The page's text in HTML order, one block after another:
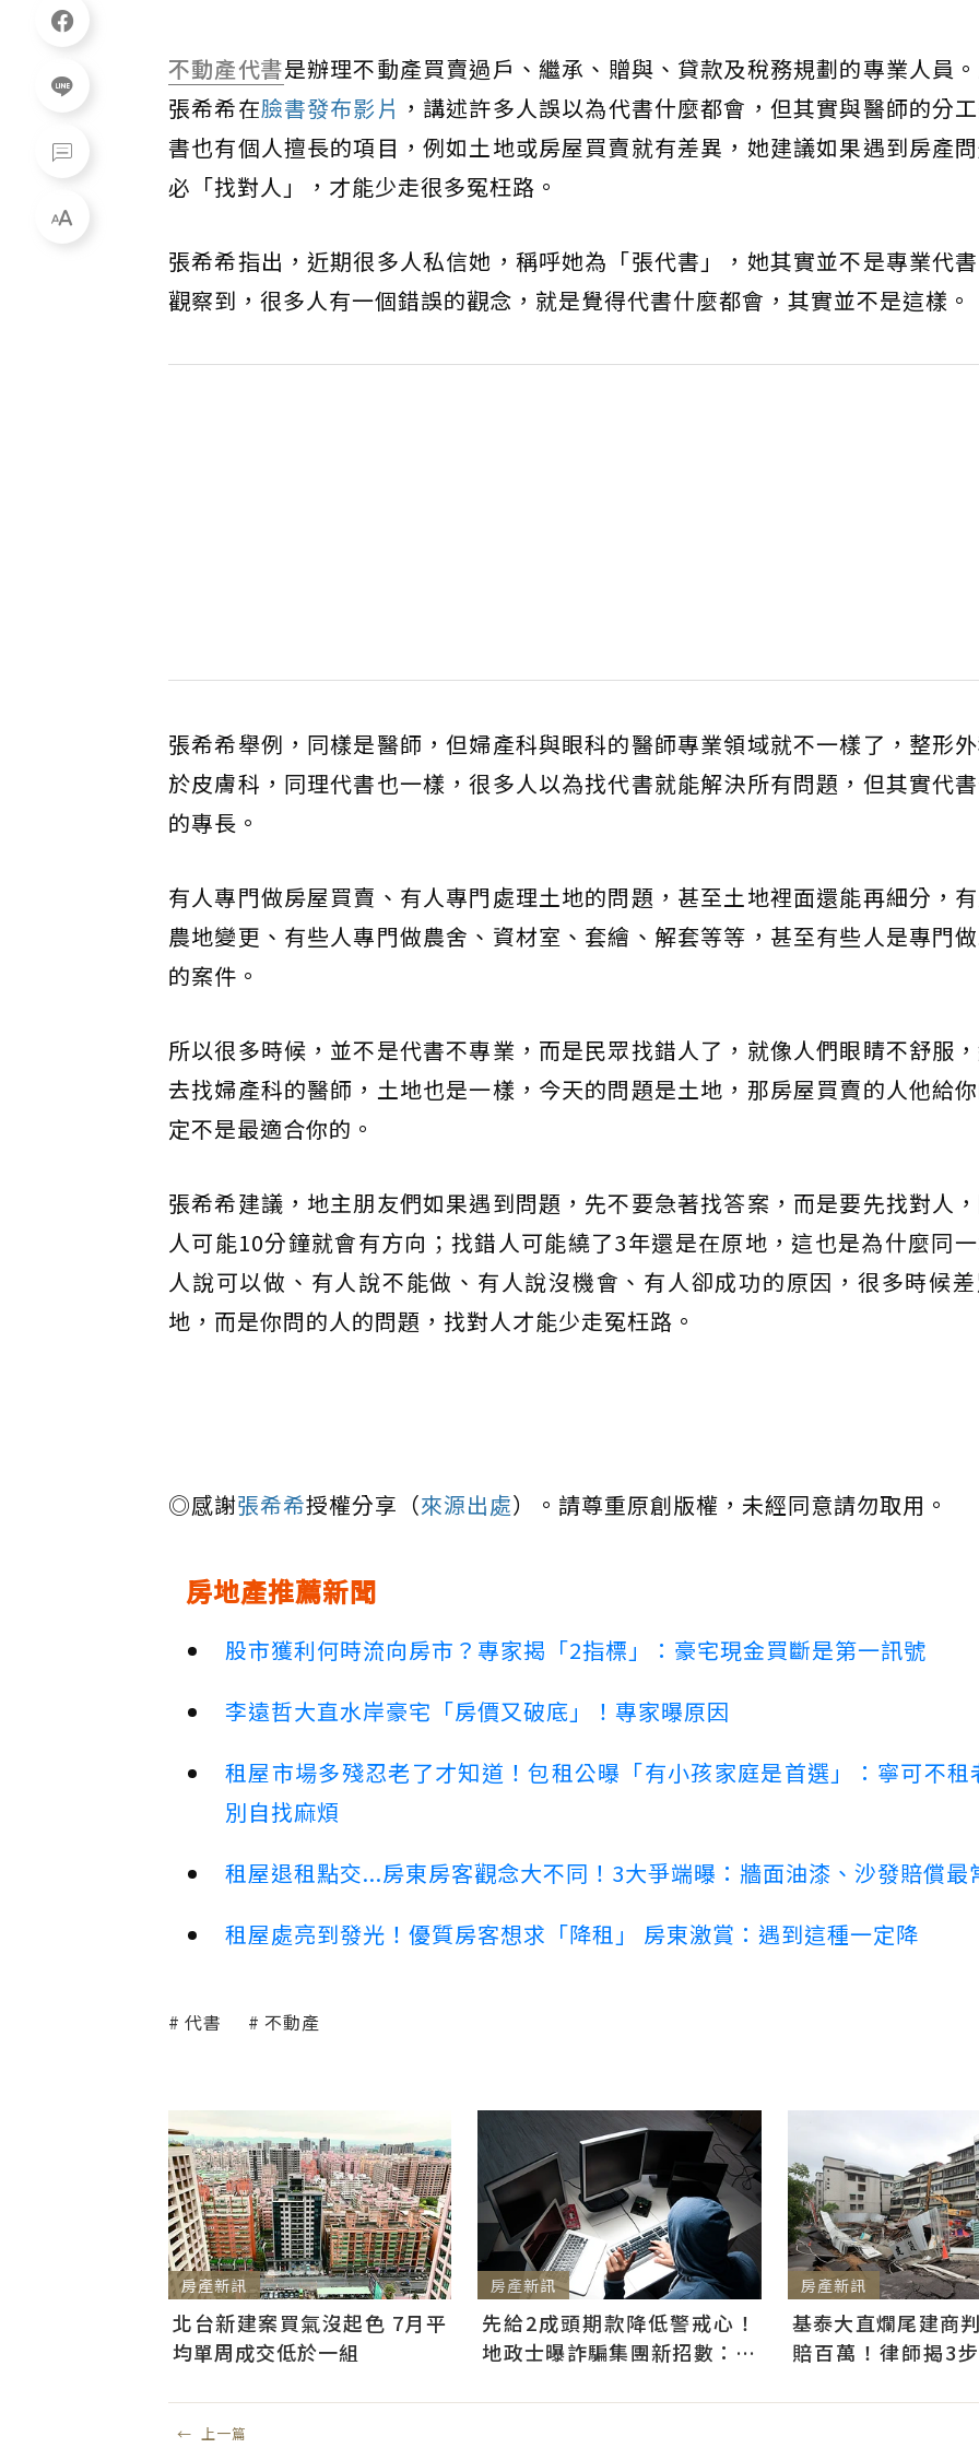
不動產代書是辦理不動產買賣過戶、繼承、贈與、貸款及稅務規劃的專業人員
張希希在臉書發布影片 ，講述許多人誤以為代書什麼都會，但其實與醫師的分
書也有個人擅長的項目，例如土地或房屋買賣就有差異，她建議如果遇到房產
必「找對人」，才能少走很多冤枉路。
張希希指出，近期很多人私信她，稱呼她為「張代書」，她其實並不是專業代
觀察到，很多人有一個錯誤的觀念，就是覺得代書什麼都會，其實並不是這樣。
張希希舉例，同樣是醫師，但婦產科與眼科的醫師專業領域就不一樣了，整形
於皮膚科，同理代書也一樣，很多人以為找代書就能解決所有問題，但其實代
的專長。
有人專門做房屋買賣、有人專門處理土地的問題，甚至土地裡面還能再細分，
農地變更、有些人專門做農舍、資材室、套繪、解套等等，甚至有些人是專門
的案件。
所以很多時候，並不是代書不專業，而是民眾找錯人了，就像人們眼睛不舒服
去找婦產科的醫師，土地也是一樣，今天的問題是土地，那房屋買賣的人他給
定不是最適合你的。
張希希建議，地主朋友們如果遇到問題，先不要急著找答案，而是要先找對人
人可能10分鐘就會有方向；找錯人可能繞了3年還是在原地，這也是為什麼同
人說可以做、有人說不能做、有人說沒機會、有人卻成功的原因，很多時候
地，而是你問的人的問題，找對人才能少走冤枉路。
◎感謝張希希授權分享（來源出處）。請尊重原創版權，未經同意請勿取用。
房地產推薦新聞
股市獲利何時流向房市？專家揭「2指標」：豪宅現金買斷是第一訊號
李遠哲大直水岸豪宅「房價又破底」！專家曝原因
租屋市場多殘忍老了才知道！包租公曝「有小孩家庭是首選」：寧可不租
別自找麻煩
租屋退租點交...房東房客觀念大不同！3大爭端曝：牆面油漆、沙發賠償最
租屋處亮到發光！優質房客想求「降租」 房東激賞：遇到這種一定降
代書 不動產
房產新訊
北台新建案買氣沒起色 7月平
均單周成交低於一組
房產新訊
先給2成頭期款降低警戒心！
地政士曝詐騙集團新招數：偷
房產新訊
基泰大直爛尾建商
賠百萬！律師揭3
← 上一篇